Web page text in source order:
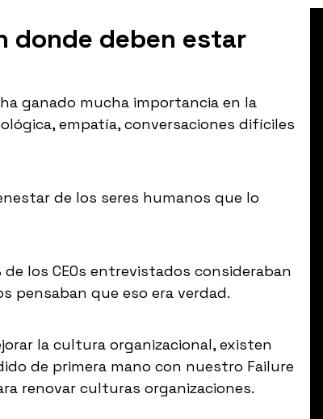
donde deben estar
ganado mucha importancia en la
empatía, conversaciones difíciles
de los seres humanos que lo
los CEOs entrevistados consideraban
pensaban que eso era verdad.
la cultura organizacional, existen
de primera mano con nuestro Failure
renovar culturas organizaciones.